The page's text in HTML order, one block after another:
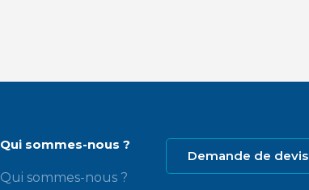
Qui sommes-nous ?
Qui sommes-nous ?
Demande de devis